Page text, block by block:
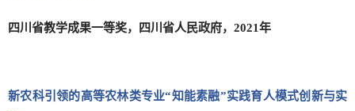
四川省教学成果一等奖，四川省人民政府，2021年
新农科引领的高等农林类专业“知能素融”实践育人模式创新与实